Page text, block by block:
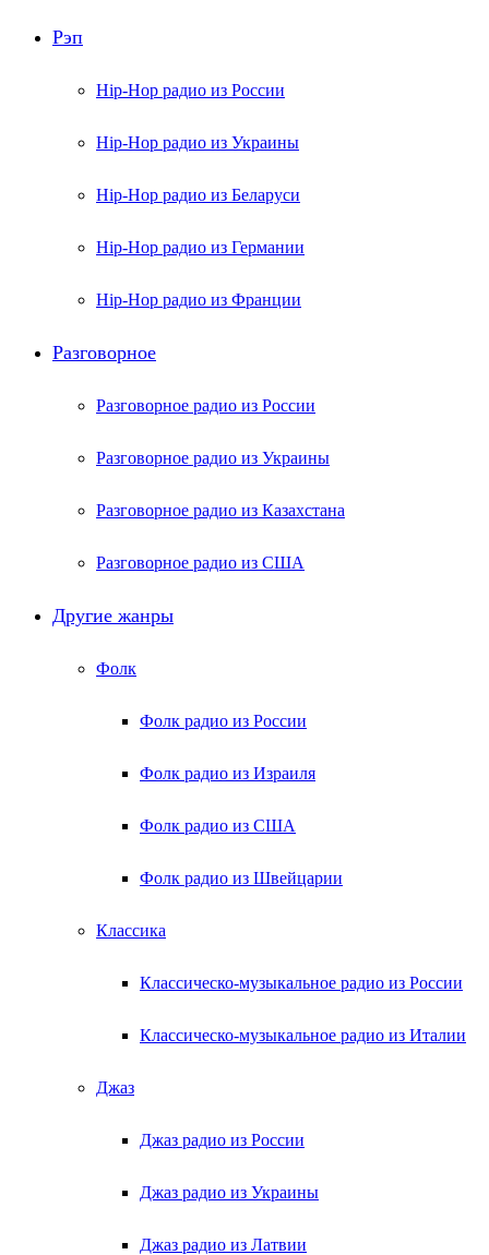
Рэп
Hip-Hop радио из России
Hip-Hop радио из Украины
Hip-Hop радио из Беларуси
Hip-Hop радио из Германии
Hip-Hop радио из Франции
Разговорное
Разговорное радио из России
Разговорное радио из Украины
Разговорное радио из Казахстана
Разговорное радио из США
Другие жанры
Фолк
Фолк радио из России
Фолк радио из Израиля
Фолк радио из США
Фолк радио из Швейцарии
Классика
Классическо-музыкальное радио из России
Классическо-музыкальное радио из Италии
Джаз
Джаз радио из России
Джаз радио из Украины
Джаз радио из Латвии